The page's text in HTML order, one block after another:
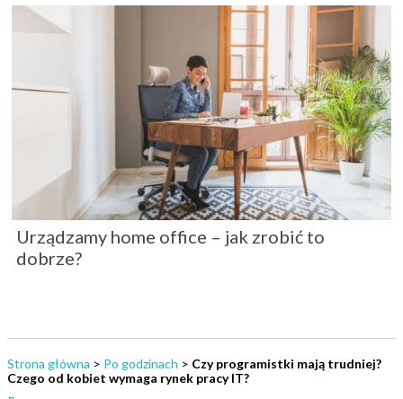
Urządzamy home office – jak zrobić to
dobrze?
Strona główna > Po godzinach > Czy programistki mają trudniej?
Czego od kobiet wymaga rynek pracy IT?